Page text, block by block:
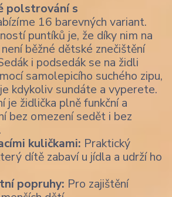
polstrování s
16 barevných variant.
puntíků je, že díky nim na
běžné dětské znečištění
i podsedák se na židli
samolepicího suchého zipu,
kdykoliv sundáte a vyperete.
je židlička plně funkční a
bez omezení sedět i bez
kuličkami: Praktický
dítě zabaví u jídla a udrží ho
popruhy: Pro zajištění